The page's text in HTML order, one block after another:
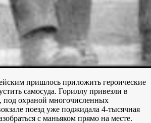
пришлось приложить героические
самосуда. Гориллу привезли в
под охраной многочисленных
поезд уже поджидала 4-тысячная
с маньяком прямо на месте.